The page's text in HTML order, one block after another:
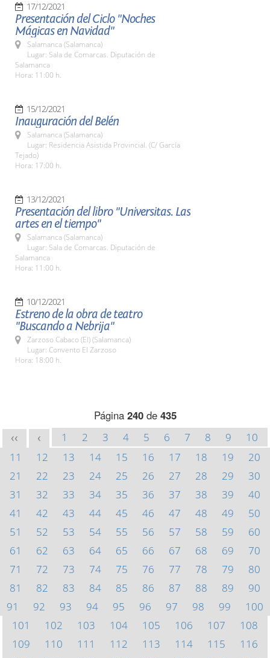
17/12/2021
Presentación del Ciclo "Noches
Mágicas en Navidad"
Salamanca (Salamanca)
Lugar: Sala de Comarcas. Diputación de
Salamanca
Hora: 11:00 h.
15/12/2021
Inauguración del Belén
Salamanca (Salamanca)
Lugar: Residencia Asistida Provincial. (C/ García
Tejado)
Hora: 17:00 h.
13/12/2021
Presentación del libro "Universitas. Las
artes en el tiempo"
Salamanca (Salamanca)
Lugar: Sala de Comarcas. Diputación de
Salamanca
Hora: 11:00 h.
10/12/2021
Estreno de la obra de teatro
"Buscando a Nebrija"
Zarzoso Cabaco (El) (Salamanca)
Lugar: Convento El Zarzoso
Hora: 18:00 h.
Página 240de 435
<< < 1 2 3 4 5 6 7 8 9
10
11
12 13 14 15 16 17 18 19
20
21
22 23 24 25 26 27 28 29
30
31
32 33 34 35 36 37 38 39
40
41
42 43 44 45 46 47 48 49
50
51
52 53 54 55 56 57 58 59
60
61
62 63 64 65 66 67 68 69
70
71
72 73 74 75 76 77 78 79
80
81
82 83 84 85 86 87 88 89
90
91
92 93 94 95 96 97 98 99
100
101
102 103 104 105 106 107
108
109
110 111 112 113 114 115
116